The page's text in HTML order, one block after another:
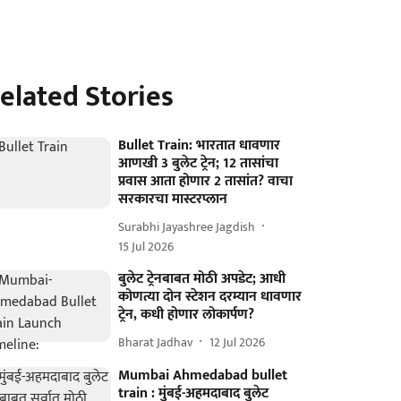
Stories
Bullet Train: भारतात धावणार
आणखी 3 बुलेट ट्रेन; 12 तासांचा
प्रवास आता होणार 2 तासांत? वाचा
सरकारचा मास्टरप्लान
Surabhi Jayashree Jagdish
15 Jul 2026
बुलेट ट्रेनबाबत मोठी अपडेट; आधी
कोणत्या दोन स्टेशन दरम्यान धावणार
ट्रेन, कधी होणार लोकार्पण?
Bharat Jadhav 12 Jul 2026
Mumbai Ahmedabad bullet
train : मुंबई-अहमदाबाद बुलेट